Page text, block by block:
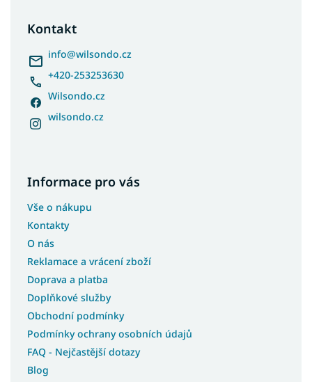
Kontakt
info@wilsondo.cz
+420-253253630
Wilsondo.cz
wilsondo.cz
Informace pro vás
Vše o nákupu
Kontakty
O nás
Reklamace a vrácení zboží
Doprava a platba
Doplňkové služby
Obchodní podmínky
Podmínky ochrany osobních údajů
FAQ - Nejčastější dotazy
Blog